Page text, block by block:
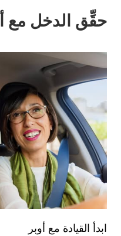
حقِّق الدخل مع
ابدأ القيادة مع أوبر